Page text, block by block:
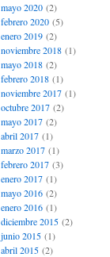
mayo 2020(2)
febrero 2020(5)
enero 2019(2)
noviembre 2018(1)
mayo 2018(2)
febrero 2018(1)
noviembre 2017(1)
octubre 2017(2)
mayo 2017(2)
abril 2017(1)
marzo 2017(1)
febrero 2017(3)
enero 2017(1)
mayo 2016(2)
enero 2016(1)
diciembre 2015(2)
junio 2015(1)
abril 2015(2)